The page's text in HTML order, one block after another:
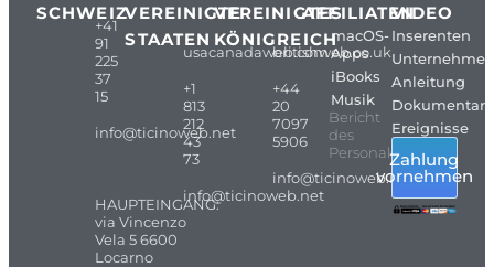
SCHWEIZ
+41
91
225
37
15
info@ticinoweb.net
HAUPTEINGANG:
via Vincenzo
Vela 5 6600
Locarno
VEREINIGTE
STAATEN
usacanadaweb.com
+1
813
212
43
73
info@ticinoweb.net
VEREINIGTES
KÖNIGREICH
britishweb.co.uk
+44
20
7097
5906
info@ticinoweb.net
AFFILIATEN
macOS-
Apps
iBooks
Musik
Bericht
des
Personals
VIDEO
Inserenten
Unternehmen
Anleitung
Ereignisse
Zahlung
vornehmen